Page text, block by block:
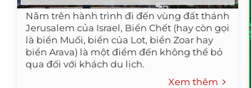
Nằm trên hành trình đi đến vùng đất thánh
Jerusalem của Israel, Biển Chết (hay còn gọi
là biển Muối, biển của Lot, biển Zoar hay
biển Arava) là một điểm đến không thể bỏ
qua đối với khách du lịch.
Xem thêm